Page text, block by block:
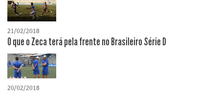
21/02/2018
O que o Zeca terá pela frente no Brasileiro Série D
20/02/2018